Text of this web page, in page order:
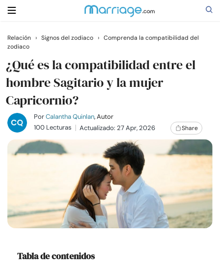
Buscar
Casarse
Relaciones
Familia
Cursos
Recursos
Comunidad
Relación › Signos del zodiaco › Comprenda la compatibilidad del
zodiaco
¿Qué es la compatibilidad entre el
hombre Sagitario y la mujer
Capricornio?
PorCalantha Quinlan, Autor
100 Lecturas
Actualizado: 27 Apr, 2026 Share
Tabla de contenidos